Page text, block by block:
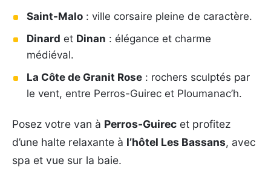
Saint-Malo : ville corsaire pleine de caractère.
Dinard et Dinan : élégance et charme
médiéval.
La Côte de Granit Rose : rochers sculptés par
le vent, entre Perros-Guirec et Ploumanac’h.
Posez votre van à Perros-Guirec et profitez
d’une halte relaxante à l’hôtel Les Bassans, avec
spa et vue sur la baie.